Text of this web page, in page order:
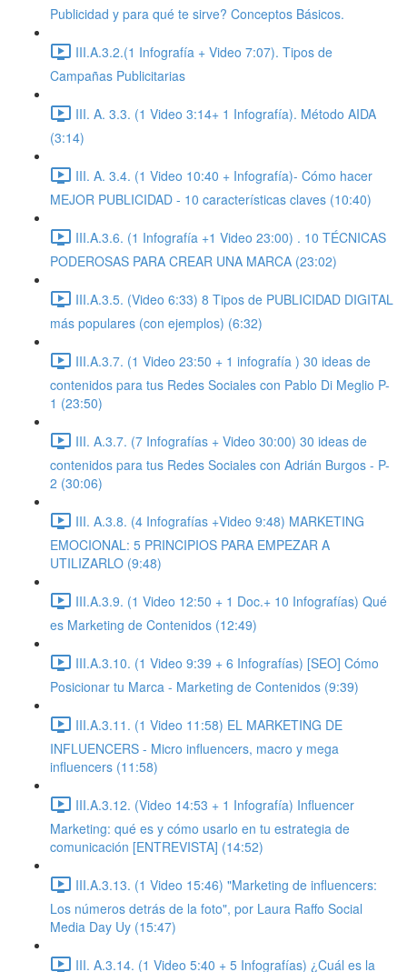
Publicidad y para qué te sirve? Conceptos Básicos.
III.A.3.2.(1 Infografía + Video 7:07). Tipos de
Campañas Publicitarias
III. A. 3.3. (1 Video 3:14+ 1 Infografía). Método AIDA
(3:14)
III. A. 3.4. (1 Video 10:40 + Infografía)- Cómo hacer
MEJOR PUBLICIDAD - 10 características claves (10:40)
III.A.3.6. (1 Infografía +1 Video 23:00) . 10 TÉCNICAS
PODEROSAS PARA CREAR UNA MARCA (23:02)
III.A.3.5. (Video 6:33) 8 Tipos de PUBLICIDAD DIGITAL
más populares (con ejemplos) (6:32)
III.A.3.7. (1 Video 23:50 + 1 infografía ) 30 ideas de
contenidos para tus Redes Sociales con Pablo Di Meglio P-
1 (23:50)
III. A.3.7. (7 Infografías + Video 30:00) 30 ideas de
contenidos para tus Redes Sociales con Adrián Burgos - P-
2 (30:06)
III. A.3.8. (4 Infografías +Video 9:48) MARKETING
EMOCIONAL: 5 PRINCIPIOS PARA EMPEZAR A
UTILIZARLO (9:48)
III.A.3.9. (1 Video 12:50 + 1 Doc.+ 10 Infografías) Qué
es Marketing de Contenidos (12:49)
III.A.3.10. (1 Video 9:39 + 6 Infografías) [SEO] Cómo
Posicionar tu Marca - Marketing de Contenidos (9:39)
III.A.3.11. (1 Video 11:58) EL MARKETING DE
INFLUENCERS - Micro influencers, macro y mega
influencers (11:58)
III.A.3.12. (Video 14:53 + 1 Infografía) Influencer
Marketing: qué es y cómo usarlo en tu estrategia de
comunicación [ENTREVISTA] (14:52)
III.A.3.13. (1 Video 15:46) "Marketing de influencers:
Los números detrás de la foto", por Laura Raffo Social
Media Day Uy (15:47)
III. A.3.14. (1 Video 5:40 + 5 Infografías) ¿Cuál es la